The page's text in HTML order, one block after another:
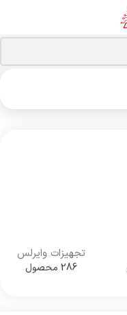
تجهیزات وایرلس
286 محصول